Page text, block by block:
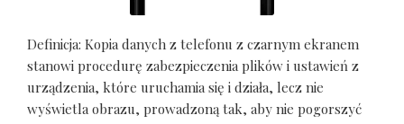
Definicja: Kopia danych z telefonu z czarnym ekranem
stanowi procedurę zabezpieczenia plików i ustawień z
urządzenia, które uruchamia się i działa, lecz nie
wyświetla obrazu, prowadzoną tak, aby nie pogorszyć